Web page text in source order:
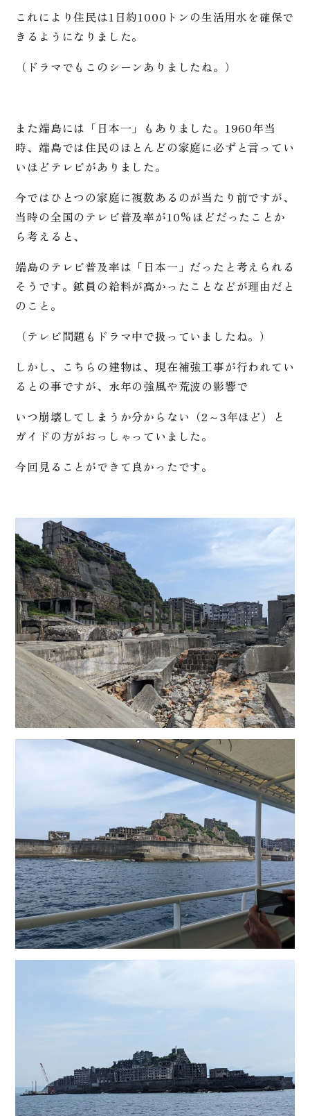
これにより住民は1日約1000トンの生活用水を確保で
きるようになりました。
（ドラマでもこのシーンありましたね。）
また端島には「日本一」もありました。1960年当
時、端島では住民のほとんどの家庭に必ずと言ってい
いほどテレビがありました。
今ではひとつの家庭に複数あるのが当たり前ですが、
当時の全国のテレビ普及率が10%ほどだったことか
ら考えると、
端島のテレビ普及率は「日本一」だったと考えられる
そうです。鉱員の給料が高かったことなどが理由だと
のこと。
（テレビ問題もドラマ中で扱っていましたね。）
しかし、こちらの建物は、現在補強工事が行われてい
るとの事ですが、永年の強風や荒波の影響で
いつ崩壊してしまうか分からない（2～3年ほど）と
ガイドの方がおっしゃっていました。
今回見ることができて良かったです。